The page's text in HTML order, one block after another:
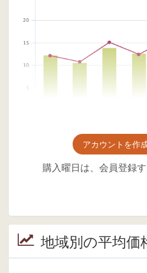
アカウントを作
購入曜日は、会員登録
地域別の平均価